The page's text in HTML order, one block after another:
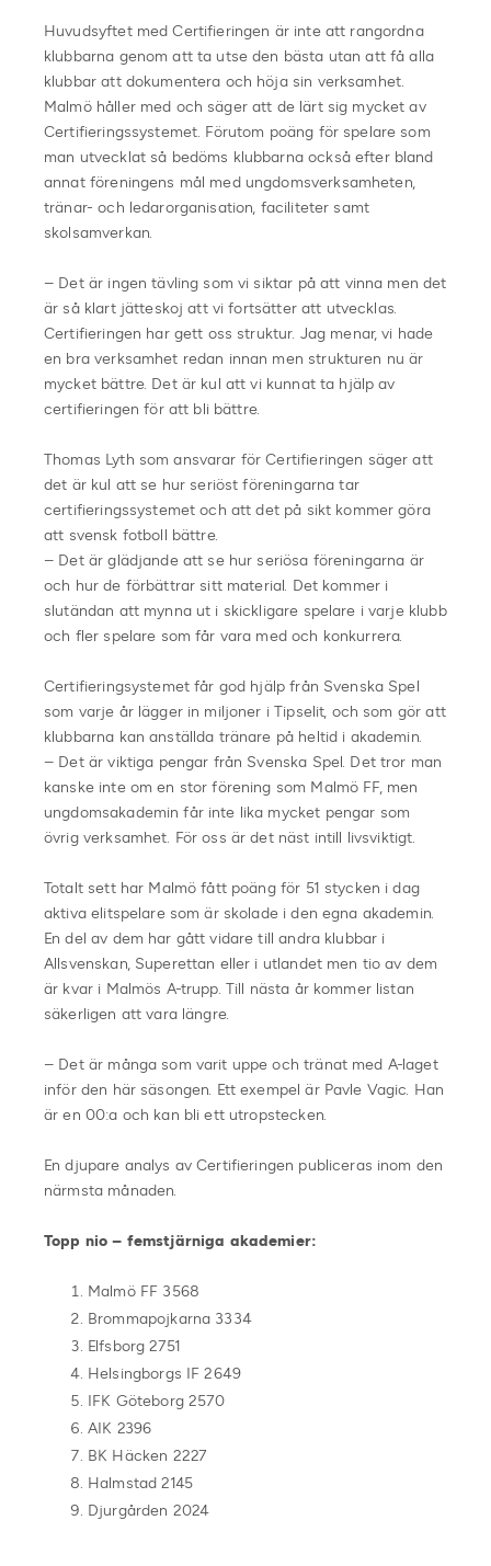
Huvudsyftet med Certifieringen är inte att rangordna
klubbarna genom att ta utse den bästa utan att få alla
klubbar att dokumentera och höja sin verksamhet.
Malmö håller med och säger att de lärt sig mycket av
Certifieringssystemet. Förutom poäng för spelare som
man utvecklat så bedöms klubbarna också efter bland
annat föreningens mål med ungdomsverksamheten,
tränar- och ledarorganisation, faciliteter samt
skolsamverkan.
– Det är ingen tävling som vi siktar på att vinna men det
är så klart jätteskoj att vi fortsätter att utvecklas.
Certifieringen har gett oss struktur. Jag menar, vi hade
en bra verksamhet redan innan men strukturen nu är
mycket bättre. Det är kul att vi kunnat ta hjälp av
certifieringen för att bli bättre.
Thomas Lyth som ansvarar för Certifieringen säger att
det är kul att se hur seriöst föreningarna tar
certifieringssystemet och att det på sikt kommer göra
att svensk fotboll bättre.
– Det är glädjande att se hur seriösa föreningarna är
och hur de förbättrar sitt material. Det kommer i
slutändan att mynna ut i skickligare spelare i varje klubb
och fler spelare som får vara med och konkurrera.
Certifieringsystemet får god hjälp från Svenska Spel
som varje år lägger in miljoner i Tipselit, och som gör att
klubbarna kan anställda tränare på heltid i akademin.
– Det är viktiga pengar från Svenska Spel. Det tror man
kanske inte om en stor förening som Malmö FF, men
ungdomsakademin får inte lika mycket pengar som
övrig verksamhet. För oss är det näst intill livsviktigt.
Totalt sett har Malmö fått poäng för 51 stycken i dag
aktiva elitspelare som är skolade i den egna akademin.
En del av dem har gått vidare till andra klubbar i
Allsvenskan, Superettan eller i utlandet men tio av dem
är kvar i Malmös A-trupp. Till nästa år kommer listan
säkerligen att vara längre.
– Det är många som varit uppe och tränat med A-laget
inför den här säsongen. Ett exempel är Pavle Vagic. Han
är en 00:a och kan bli ett utropstecken.
En djupare analys av Certifieringen publiceras inom den
närmsta månaden.
Topp nio – femstjärniga akademier:
Malmö FF 3568
Brommapojkarna 3334
Elfsborg 2751
Helsingborgs IF 2649
IFK Göteborg 2570
AIK 2396
BK Häcken 2227
Halmstad 2145
Djurgården 2024